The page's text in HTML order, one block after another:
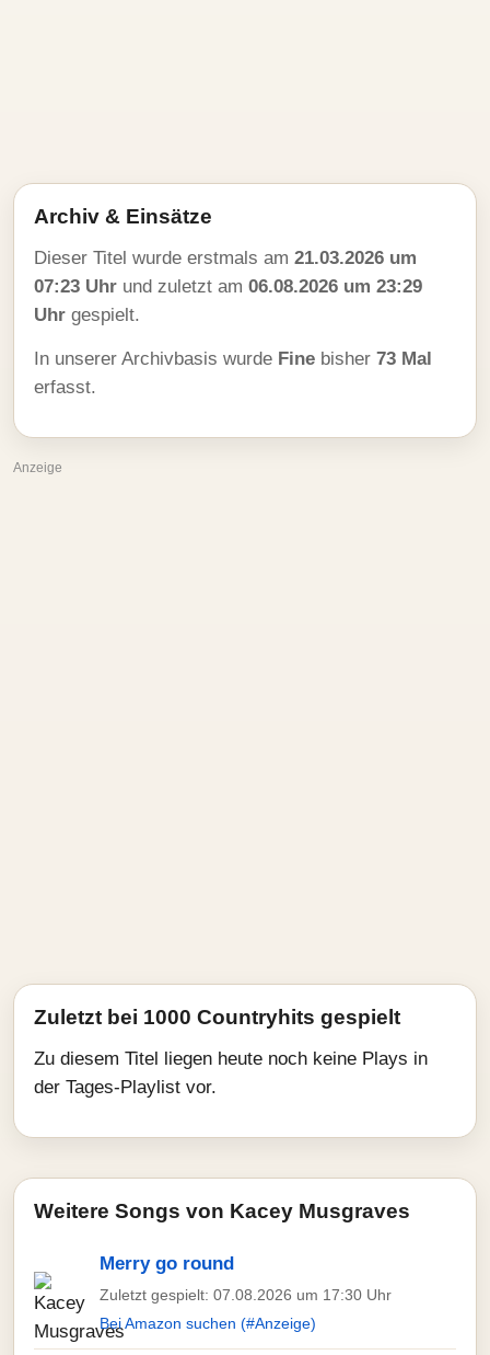
Archiv & Einsätze
Dieser Titel wurde erstmals am 21.03.2026 um
07:23 Uhr und zuletzt am 06.08.2026 um 23:29
Uhr gespielt.
In unserer Archivbasis wurde Fine bisher 73 Mal
erfasst.
Anzeige
Zuletzt bei 1000 Countryhits gespielt
Zu diesem Titel liegen heute noch keine Plays in
der Tages-Playlist vor.
Weitere Songs von Kacey Musgraves
Merry go round
Zuletzt gespielt: 07.08.2026 um 17:30 Uhr
Bei Amazon suchen (#Anzeige)